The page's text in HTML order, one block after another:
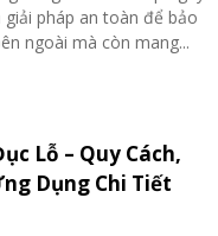
pháp an toàn để bảo
ngoài mà còn mang...
Lỗ – Quy Cách,
Dụng Chi Tiết